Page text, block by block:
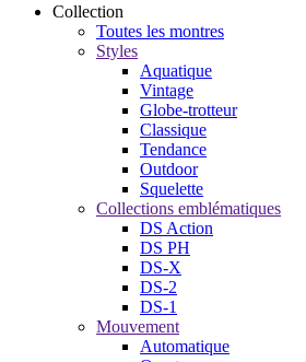
Collection
Toutes les montres
Styles
Aquatique
Vintage
Globe-trotteur
Classique
Tendance
Outdoor
Squelette
Collections emblématiques
DS Action
DS PH
DS-X
DS-2
DS-1
Mouvement
Automatique